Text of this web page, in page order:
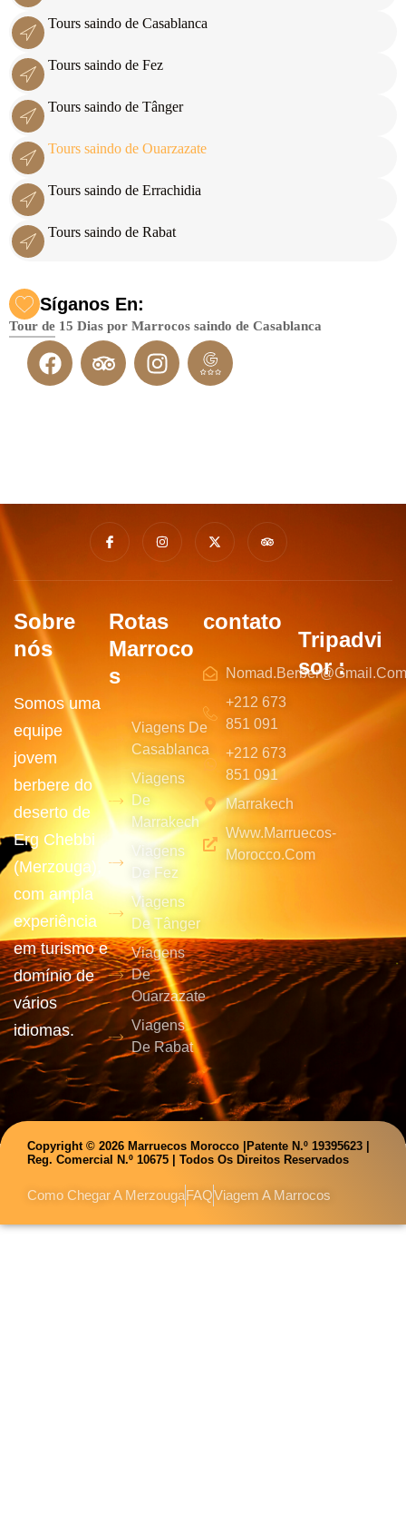
Tours saindo de Casablanca
Tours saindo de Fez
Tours saindo de Tânger
Tours saindo de Ouarzazate
Tours saindo de Errachidia
Tours saindo de Rabat
Síganos En:
Tour de 15 Dias por Marrocos saindo de Casablanca
Sobre
nós
Somos uma
equipe
jovem
berbere do
deserto de
Erg Chebbi
(Merzouga),
com ampla
experiência
em turismo e
domínio de
vários
idiomas.
Rotas
Marroco
s
Viagens De
Casablanca
Viagens
De
Marrakech
Viagens
De Fez
Viagens
De Tânger
Viagens
De
Ouarzazate
Viagens
De Rabat
contato
Nomad.berber@gmail.com
+212 673
851 091
+212 673
851 091
Marrakech
Www.marruecos-
Morocco.com
Tripadvi
sor :
Copyright © 2026 Marruecos Morocco |Patente N.º 19395623 |
Reg. Comercial N.º 10675 | Todos Os Direitos Reservados
Como Chegar A MerzougaFAQViagem A Marrocos